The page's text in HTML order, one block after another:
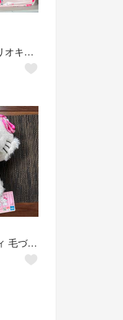
Heather 【サンリオキャラクターズ】フラワーPCケース チャーミーキティ
チャーミーキティ 毛づくろいBIGぬいぐるみ